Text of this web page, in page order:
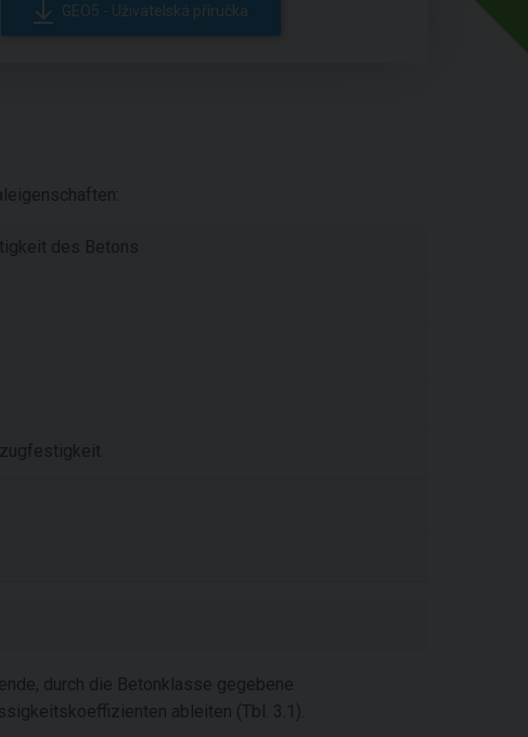
GEO5 - Uživatelská příručka
des Betons
durch die Betonklasse gegebene
ableiten (Tbl. 3.1).